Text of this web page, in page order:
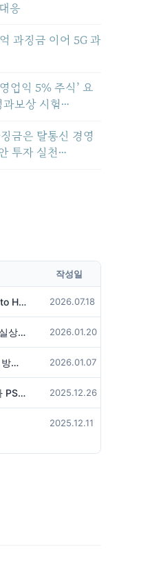
응
과징금 이어 5G 과
업익 5% 주식’ 요
보상 시험…
금은 탈통신 경영
투자 실천…
작성일
2026.07.18
퇴직연금 기금화, 사실상 국가가 관리하겠다는 것인가? 2026.01.20
펨토셀 발 해킹 재발 방지 위해서는 2026.01.07
비자발적 정년퇴직자 PS성과급 미지급은 임금체불 아닌가? 2025.12.26
2025.12.11